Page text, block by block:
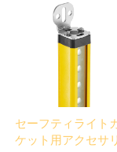
セーフティライト
ケット用アクセサリ